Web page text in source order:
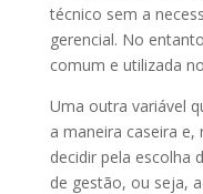
técnico sem a
gerencial. No
comum e utilizada
Uma outra variável
a maneira caseira e,
decidir pela escolha
de gestão, ou seja,